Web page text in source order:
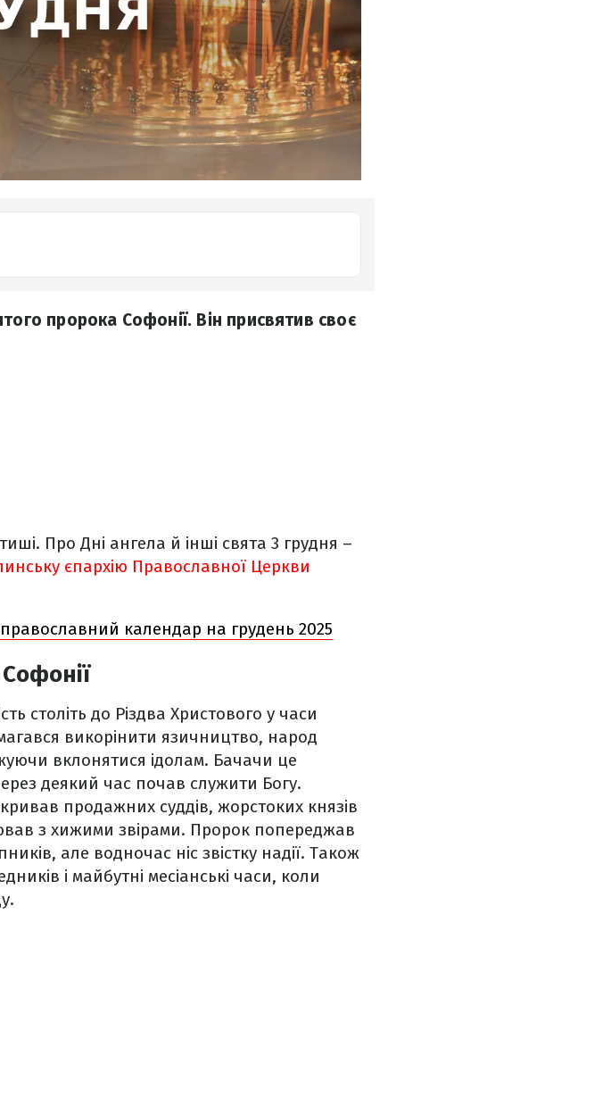
пророка Софонії. Він присвятив своє
Про Дні ангела й інші свята 3 грудня –
єпархію Православної Церкви
календар на грудень 2025
століть до Різдва Христового у часи
викорінити язичництво, народ
вклонятися ідолам. Бачачи це
деякий час почав служити Богу.
продажних суддів, жорстоких князів
з хижими звірами. Пророк попереджав
але водночас ніс звістку надії. Також
і майбутні месіанські часи, коли